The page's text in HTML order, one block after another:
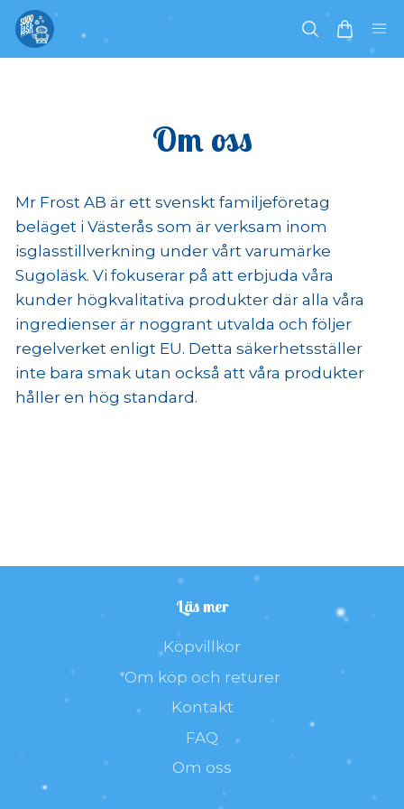
Om oss
Mr Frost AB är ett svenskt familjeföretag
beläget i Västerås som är verksam inom
isglasstillverkning under vårt varumärke
Sugoläsk. Vi fokuserar på att erbjuda våra
kunder högkvalitativa produkter där alla våra
ingredienser är noggrant utvalda och följer
regelverket enligt EU. Detta säkerhetsställer
inte bara smak utan också att våra produkter
håller en hög standard.
Läs mer
Köpvillkor
Om köp och returer
Kontakt
FAQ
Om oss